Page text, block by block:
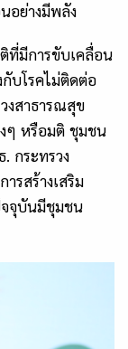
อย่างมีพลัง
ที่มีการขับเคลื่อน
กับโรคไม่ติดต่อ
งสาธารณสุข
ๆ หรือมติ ชุมชน
กระทรวง
รสร้างเสริม
จุบันมีชุมชน